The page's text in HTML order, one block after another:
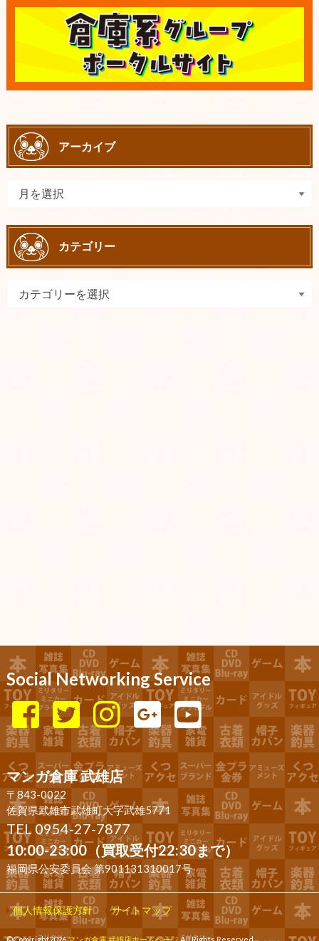
アーカイブ
カテゴリー
Social Networking Service
マンガ倉庫 武雄店
〒843-0022
佐賀県武雄市武雄町大字武雄5771
TEL 0954-27-7877
10:00-23:00（買取受付22:30まで）
福岡県公安委員会 第901131310017号
個人情報保護方針 サイトマップ